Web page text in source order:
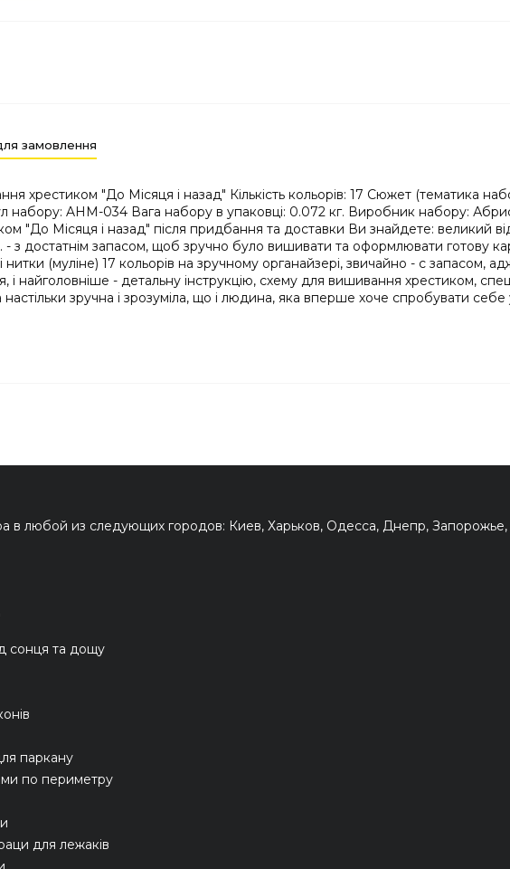
замовлення
хрестиком "До Місяця і назад" Кількість кольорів: 17 Сюжет (тематика
набору: AHM-034 Вага набору в упаковці: 0.072 кг. Виробник набору:
"До Місяця і назад" після придбання та доставки Ви знайдете: великий
- з достатнім запасом, щоб зручно було вишивати та оформлювати готову
(муліне) 17 кольорів на зручному органайзері, звичайно - с запасом,
найголовніше - детальну інструкцію, схему для вишивання хрестиком,
зручна і зрозуміла, що і людина, яка вперше хоче спробувати себе
в любой из следующих городов: Киев, Харьков, Одесса, Днепр,
сонця та дощу
паркану
по периметру
для лежаків